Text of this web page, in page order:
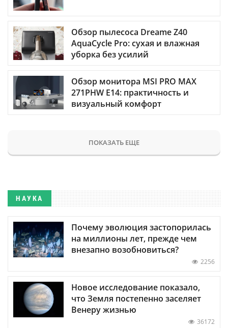
Обзор пылесоса Dreame Z40
AquaCycle Pro: сухая и влажная
уборка без усилий
Обзор монитора MSI PRO MAX
271PHW E14: практичность и
визуальный комфорт
ПОКАЗАТЬ ЕЩЕ
НАУКА
Почему эволюция застопорилась
на миллионы лет, прежде чем
внезапно возобновиться?
2256
Новое исследование показало,
что Земля постепенно заселяет
Венеру жизнью
36172